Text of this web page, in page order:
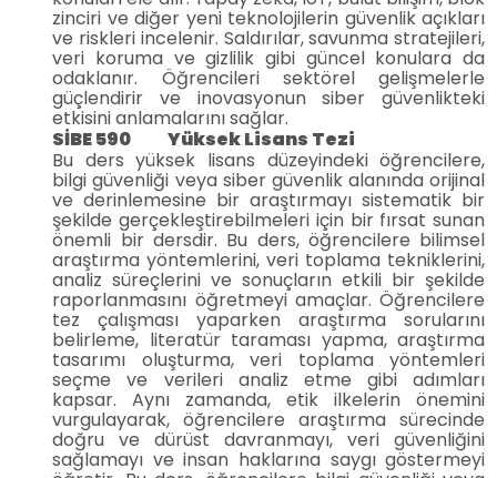
zinciri ve diğer yeni teknolojilerin güvenlik açıkları
ve riskleri incelenir. Saldırılar, savunma stratejileri,
veri koruma ve gizlilik gibi güncel konulara da
odaklanır. Öğrencileri sektörel gelişmelerle
güçlendirir ve inovasyonun siber güvenlikteki
etkisini anlamalarını sağlar.
SİBE 590 Yüksek Lisans Tezi
Bu ders yüksek lisans düzeyindeki öğrencilere,
bilgi güvenliği veya siber güvenlik alanında orijinal
ve derinlemesine bir araştırmayı sistematik bir
şekilde gerçekleştirebilmeleri için bir fırsat sunan
önemli bir dersdir. Bu ders, öğrencilere bilimsel
araştırma yöntemlerini, veri toplama tekniklerini,
analiz süreçlerini ve sonuçların etkili bir şekilde
raporlanmasını öğretmeyi amaçlar. Öğrencilere
tez çalışması yaparken araştırma sorularını
belirleme, literatür taraması yapma, araştırma
tasarımı oluşturma, veri toplama yöntemleri
seçme ve verileri analiz etme gibi adımları
kapsar. Aynı zamanda, etik ilkelerin önemini
vurgulayarak, öğrencilere araştırma sürecinde
doğru ve dürüst davranmayı, veri güvenliğini
sağlamayı ve insan haklarına saygı göstermeyi